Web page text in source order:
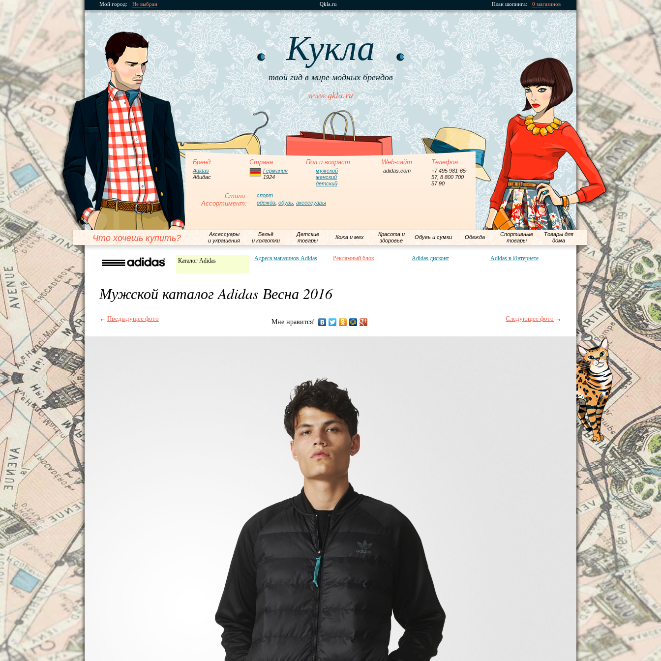
Мой город: Не выбран Qkla.ru План шопинга: 0 магазинов
Кукла
твой гид в мире модных брендов
www.qkla.ru
Бренд Страна Пол и возраст Web-сайт Телефон
Adidas
Адидас
Германия
1924
мужской
женский
детский
adidas.com
+7 495 981-65-
57, 8 800 700
57 90
Стили: спорт
Ассортимент: одежда обувь аксессуары
Что хочешь купить?
Аксессуары
и украшения
Бельё
и колготки
Детские
товары
Кожа и мех
Красота и
здоровье
Обувь и сумки Одежда
Спортивные
товары
Товары для
дома
Каталог Adidas Адреса магазинов Adidas Рекламный блок Adidas дисконт Adidas в Интернете
Мужской каталог Adidas Весна 2016
← Предыдущее фото Мне нравится! Следующее фото →